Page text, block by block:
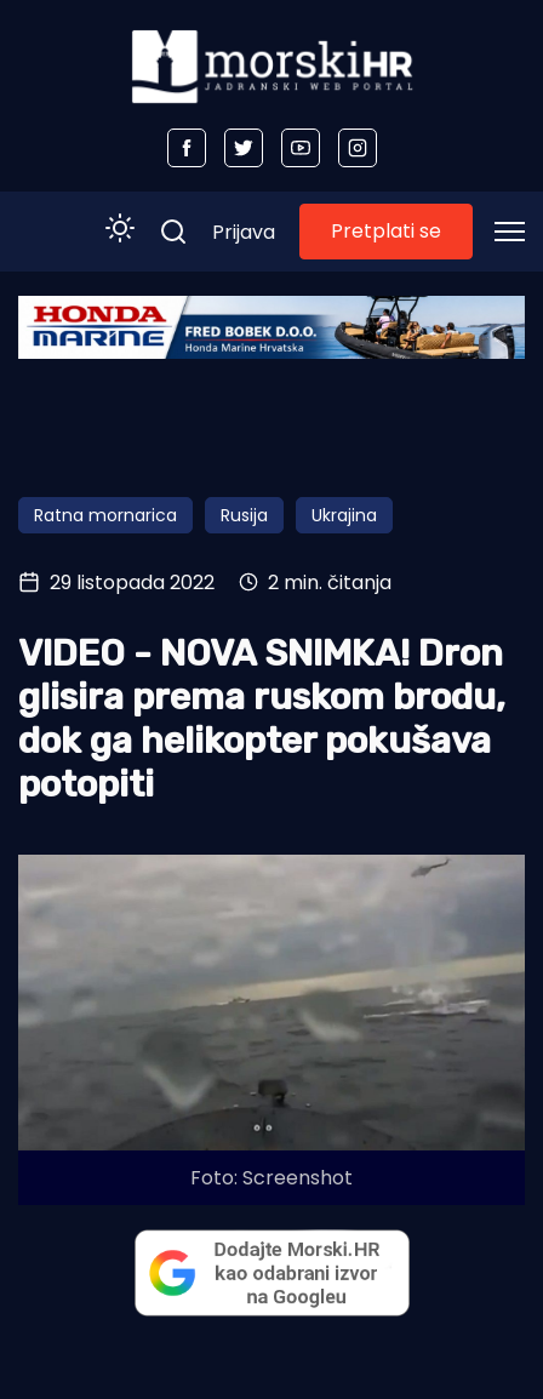
Početna
Obala
Otoci
Turizam i nautika
Pomorstvo
Ribolov
Ekologija
Tradicija i kultura
Prijava Pretplati se
Ratna mornarica Rusija Ukrajina
29 listopada 2022 2 min. čitanja
VIDEO - NOVA SNIMKA! Dron
glisira prema ruskom brodu,
dok ga helikopter pokušava
potopiti
Foto: Screenshot